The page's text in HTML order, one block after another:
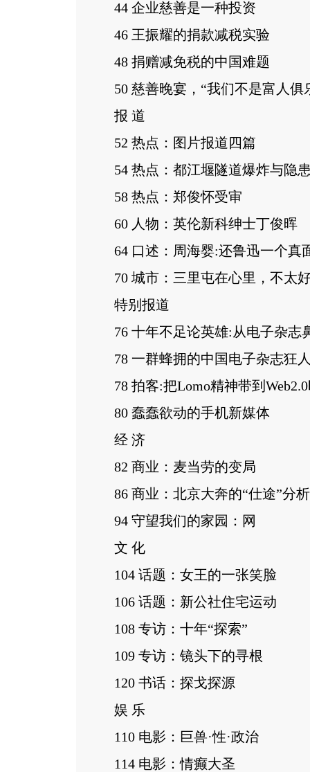
44 企业慈善是一种投资
46 王振耀的捐款减税实验
48 捐赠减免税的中国难题
50 慈善晚宴，“我们不是富人俱
报 道
52 热点：图片报道四篇
54 热点：都江堰隧道爆炸与隐
58 热点：郑俊怀受审
60 人物：英伦新科绅士丁俊晖
64 口述：周海婴:还鲁迅一个真
70 城市：三里屯在心里，不太
特别报道
76 十年不足论英雄:从电子杂志
78 一群蜂拥的中国电子杂志狂
78 拍客:把Lomo精神带到Web2.0
80 蠢蠢欲动的手机新媒体
经 济
82 商业：麦当劳的变局
86 商业：北京大奔的“仕途”分析
94 守望我们的家园：网
文 化
104 话题：女王的一张笑脸
106 话题：新公社住宅运动
108 专访：十年“探索”
109 专访：镜头下的寻根
120 书话：探戈探源
娱 乐
110 电影：巨兽·性·政治
114 电影：情癫大圣